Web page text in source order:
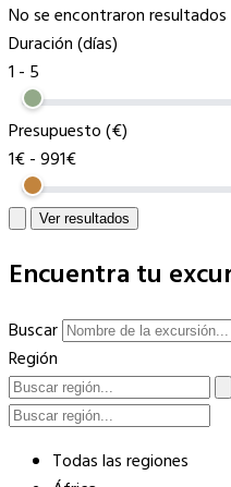
No se encontraron resultados
Duración (días)
1 - 5
Presupuesto (€)
1€-991€
Ver resultados
Encuentra tu
Buscar
Región
Todas las regiones